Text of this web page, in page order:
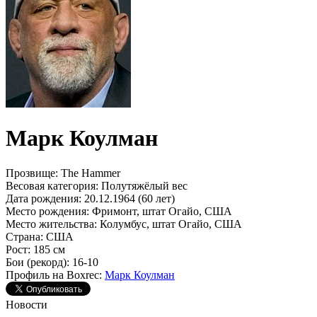
Марк Коулман
Прозвище: The Hammer
Весовая категория: Полутяжёлый вес
Дата рождения: 20.12.1964 (60 лет)
Место рождения: Фримонт, штат Огайо, США
Место жительства: Колумбус, штат Огайо, США
Страна: США
Рост: 185 см
Бои (рекорд): 16-10
Профиль на Boxrec: Марк Коулман
Новости